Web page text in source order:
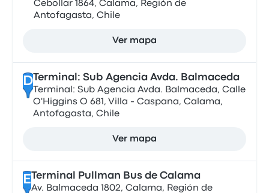
Cebollar 1864, Calama, Región de
Antofagasta, Chile
Ver mapa
DTerminal: Sub Agencia Avda. Balmaceda
Terminal: Sub Agencia Avda. Balmaceda, Calle
O'Higgins O 681, Villa - Caspana, Calama,
Antofagasta, Chile
Ver mapa
E Terminal Pullman Bus de Calama
Av. Balmaceda 1802, Calama, Región de